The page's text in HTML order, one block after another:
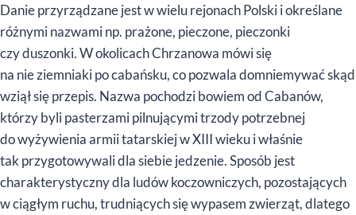
Danie przyrządzane jest w wielu rejonach Polski i określane
różnymi nazwami np. prażone, pieczone, pieczonki
czy duszonki. W okolicach Chrzanowa mówi się
na nie ziemniaki po cabańsku, co pozwala domniemywać skąd
wziął się przepis. Nazwa pochodzi bowiem od Cabanów,
którzy byli pasterzami pilnującymi trzody potrzebnej
do wyżywienia armii tatarskiej w XIII wieku i właśnie
tak przygotowywali dla siebie jedzenie. Sposób jest
charakterystyczny dla ludów koczowniczych, pozostających
w ciągłym ruchu, trudniących się wypasem zwierząt, dlatego